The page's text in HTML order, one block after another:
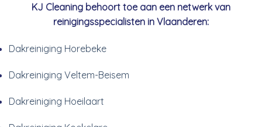
KJ Cleaning behoort toe aan een netwerk van
reinigingsspecialisten in Vlaanderen:
Dakreiniging Horebeke
Dakreiniging Veltem-Beisem
Dakreiniging Hoeilaart